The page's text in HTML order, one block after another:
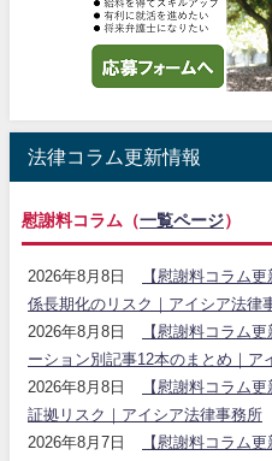
法律コラム更新情報
慰謝料コラム（一覧ページ）
2026年8月8日
【慰謝料コラム
係長期化のリスク｜アイシア法律
2026年8月8日
【慰謝料コラム
ーション別記事12本のまとめ｜ア
2026年8月8日
【慰謝料コラム
証拠リスク｜アイシア法律事務所
2026年8月7日
【慰謝料コラム